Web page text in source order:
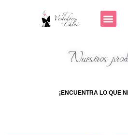
Nuestros
¡ENCUENTRA LO QUE